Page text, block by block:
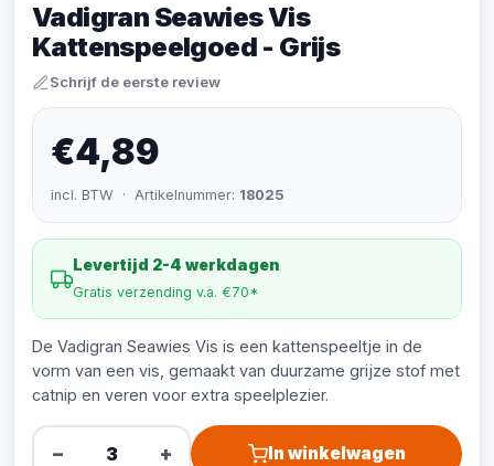
Vadigran Seawies Vis
Kattenspeelgoed - Grijs
Schrijf de eerste review
€4,89
incl. BTW · Artikelnummer: 18025
Levertijd 2-4 werkdagen
Gratis verzending v.a. €70*
De Vadigran Seawies Vis is een kattenspeeltje in de
vorm van een vis, gemaakt van duurzame grijze stof met
catnip en veren voor extra speelplezier.
− + In winkelwagen